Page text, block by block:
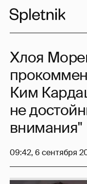
Хлоя
Ким
не
внимания"
09:42, 6 сентября